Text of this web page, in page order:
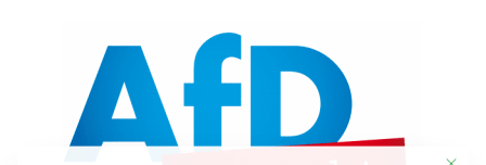
Datenschutzeinstellungen
Wir nutzen Cookies auf unserer Website. Einige von ihnen sind
essenziell, während andere uns helfen, diese Website und Ihre
Erfahrung zu verbessern.